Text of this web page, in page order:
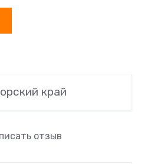
край
отзыв